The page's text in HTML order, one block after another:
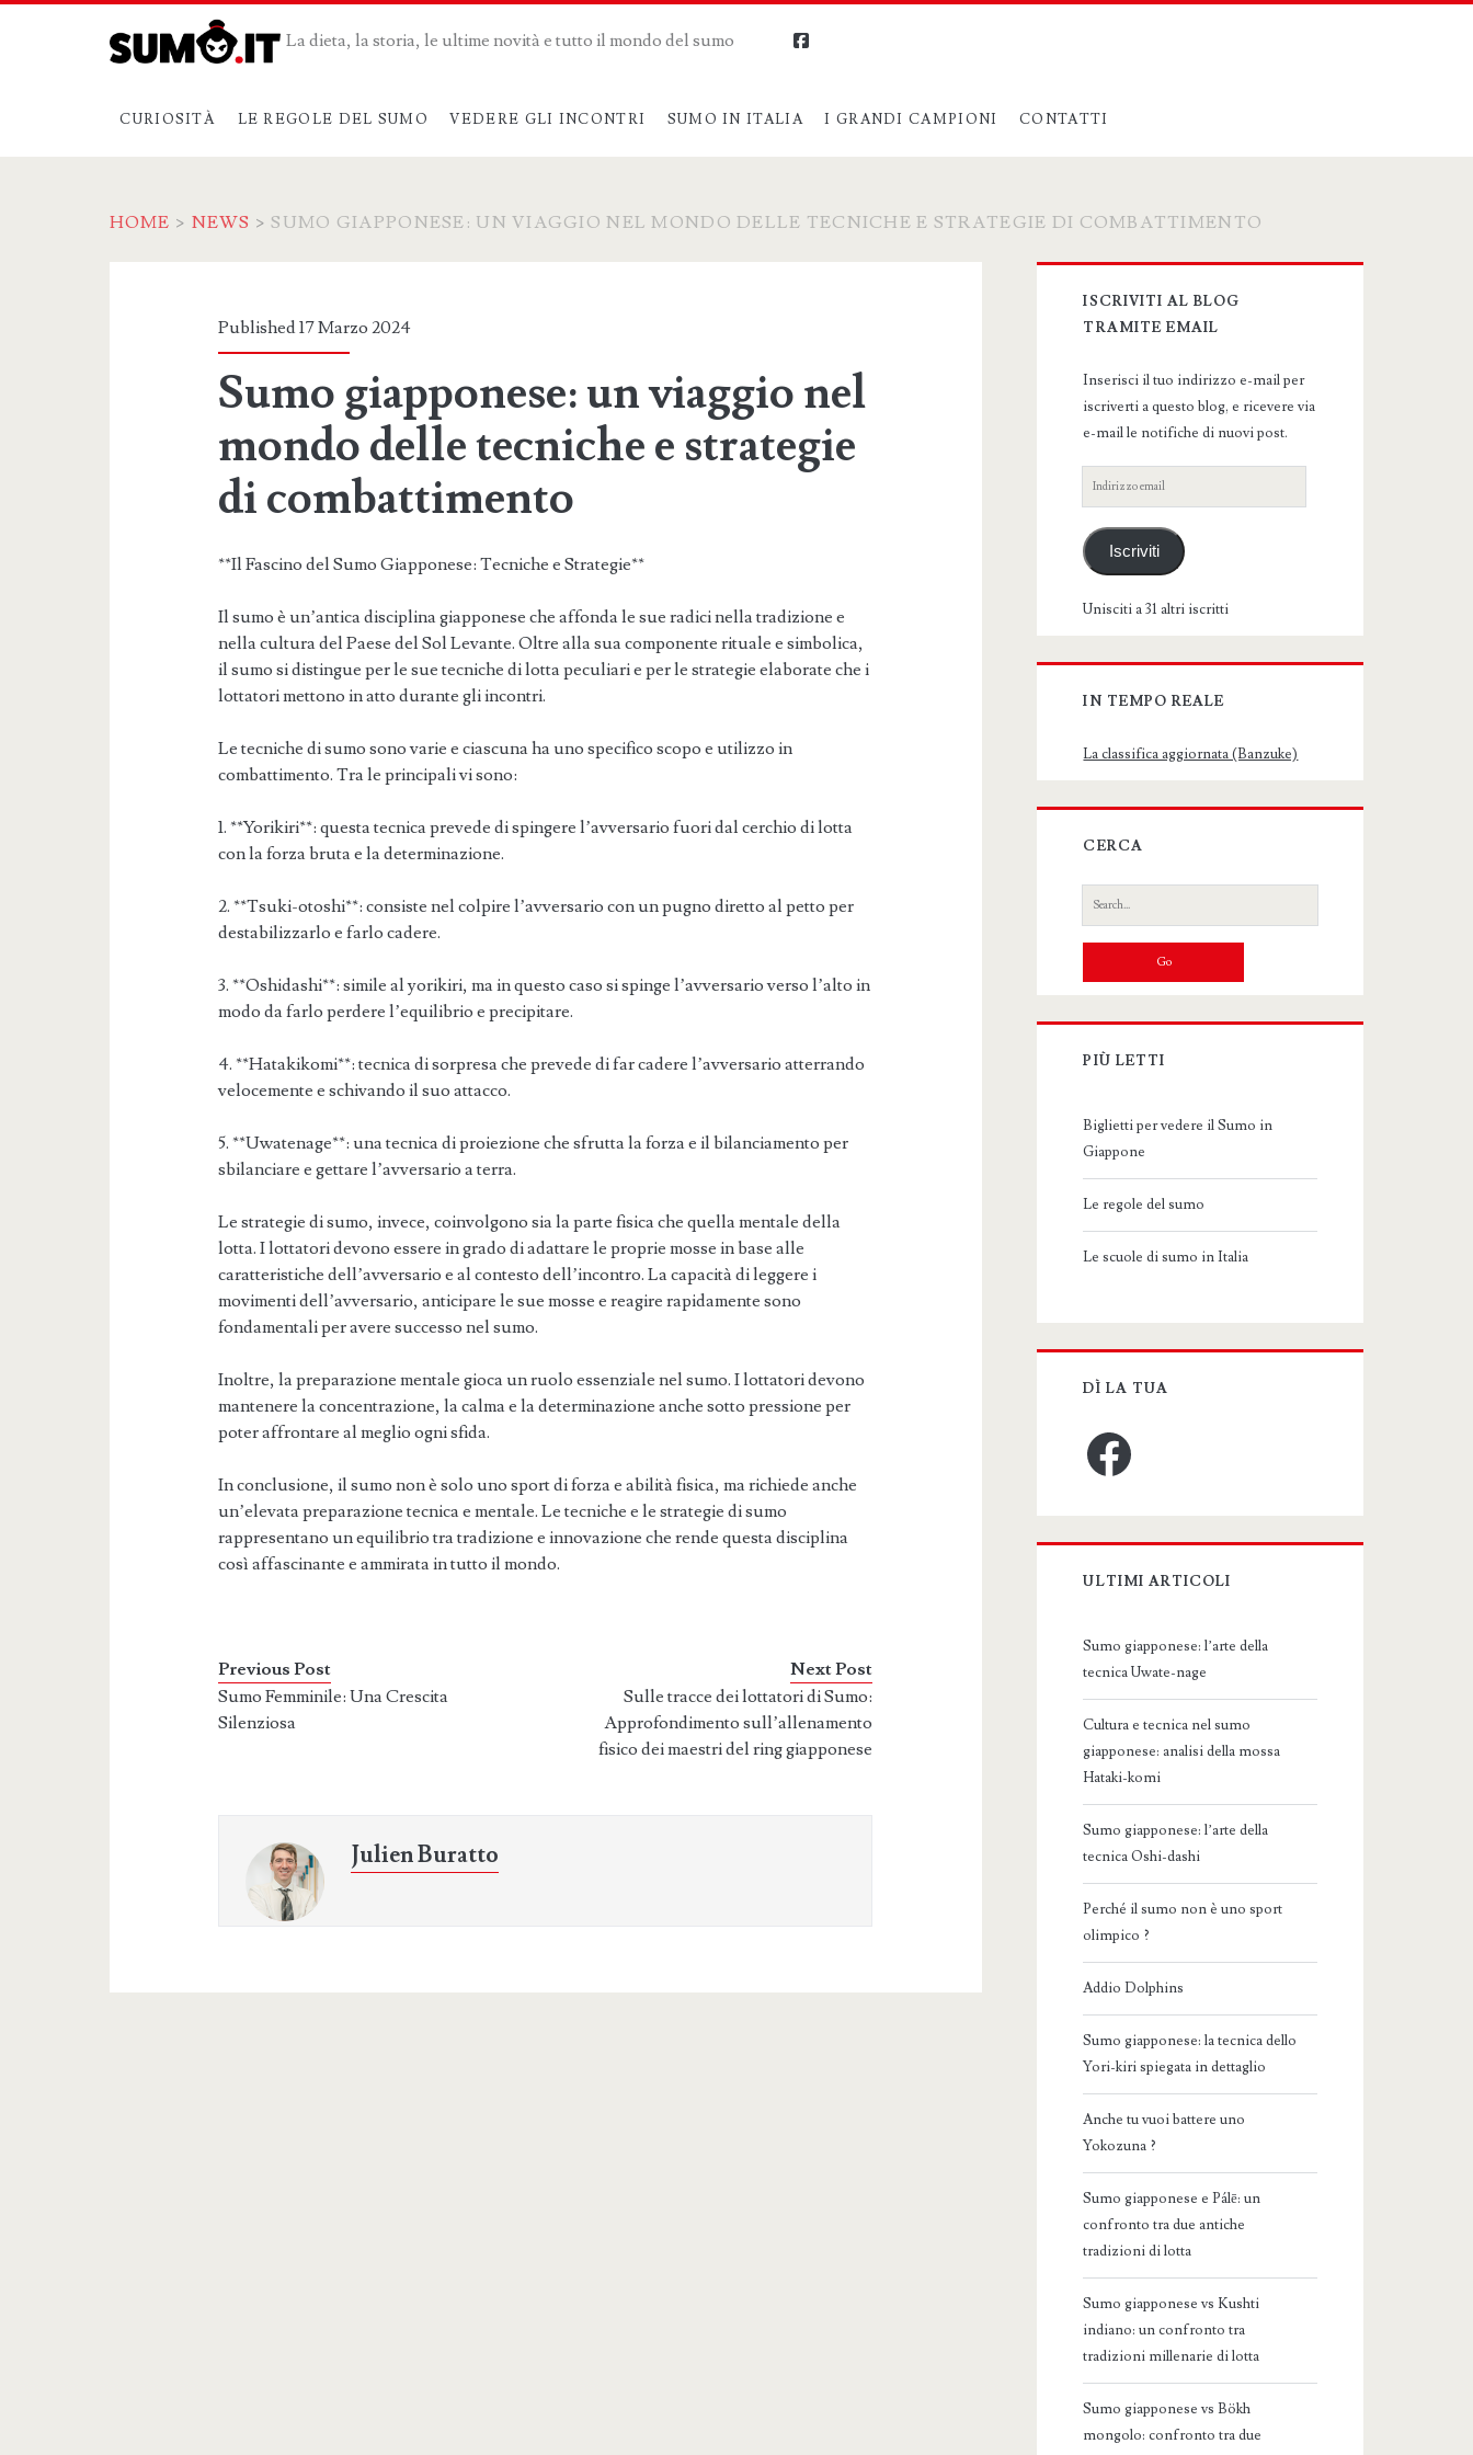
La dieta, la storia, le ultime novità e tutto il mondo del sumo
CURIOSITÀ LE REGOLE DEL SUMO VEDERE GLI INCONTRI SUMO IN ITALIA I GRANDI CAMPIONI CONTATTI
facebook
HOME > NEWS >SUMO GIAPPONESE: UN VIAGGIO NEL MONDO DELLE TECNICHE E STRATEGIE DI COMBATTIMENTO
Published 17 Marzo 2024
Sumo giapponese: un viaggio nel
mondo delle tecniche e strategie
di combattimento
**Il Fascino del Sumo Giapponese: Tecniche e Strategie**
Il sumo è un’antica disciplina giapponese che affonda le sue radici nella tradizione e
nella cultura del Paese del Sol Levante. Oltre alla sua componente rituale e simbolica,
il sumo si distingue per le sue tecniche di lotta peculiari e per le strategie elaborate che i
lottatori mettono in atto durante gli incontri.
Le tecniche di sumo sono varie e ciascuna ha uno specifico scopo e utilizzo in
combattimento. Tra le principali vi sono:
1. **Yorikiri**: questa tecnica prevede di spingere l’avversario fuori dal cerchio di lotta
con la forza bruta e la determinazione.
2. **Tsuki-otoshi**: consiste nel colpire l’avversario con un pugno diretto al petto per
destabilizzarlo e farlo cadere.
3. **Oshidashi**: simile al yorikiri, ma in questo caso si spinge l’avversario verso l’alto in
modo da farlo perdere l’equilibrio e precipitare.
4. **Hatakikomi**: tecnica di sorpresa che prevede di far cadere l’avversario atterrando
velocemente e schivando il suo attacco.
5. **Uwatenage**: una tecnica di proiezione che sfrutta la forza e il bilanciamento per
sbilanciare e gettare l’avversario a terra.
Le strategie di sumo, invece, coinvolgono sia la parte fisica che quella mentale della
lotta. I lottatori devono essere in grado di adattare le proprie mosse in base alle
caratteristiche dell’avversario e al contesto dell’incontro. La capacità di leggere i
movimenti dell’avversario, anticipare le sue mosse e reagire rapidamente sono
fondamentali per avere successo nel sumo.
Inoltre, la preparazione mentale gioca un ruolo essenziale nel sumo. I lottatori devono
mantenere la concentrazione, la calma e la determinazione anche sotto pressione per
poter affrontare al meglio ogni sfida.
In conclusione, il sumo non è solo uno sport di forza e abilità fisica, ma richiede anche
un’elevata preparazione tecnica e mentale. Le tecniche e le strategie di sumo
rappresentano un equilibrio tra tradizione e innovazione che rende questa disciplina
così affascinante e ammirata in tutto il mondo.
Previous Post
Sumo Femminile: Una Crescita
Silenziosa
Next Post
Sulle tracce dei lottatori di Sumo:
Approfondimento sull’allenamento
fisico dei maestri del ring giapponese
Julien Buratto
Primary
Sidebar
ISCRIVITI AL BLOG
TRAMITE EMAIL
Inserisci il tuo indirizzo e-mail per
iscriverti a questo blog, e ricevere via
e-mail le notifiche di nuovi post.
Indirizzo
email
Iscriviti
Unisciti a 31 altri iscritti
IN TEMPO REALE
La classifica aggiornata (Banzuke)
CERCA
Search
for:
PIÙ LETTI
Biglietti per vedere il Sumo in
Giappone
Le regole del sumo
Le scuole di sumo in Italia
DÌ LA TUA
Facebook
ULTIMI ARTICOLI
Sumo giapponese: l’arte della
tecnica Uwate-nage
Cultura e tecnica nel sumo
giapponese: analisi della mossa
Hataki-komi
Sumo giapponese: l’arte della
tecnica Oshi-dashi
Perché il sumo non è uno sport
olimpico ?
Addio Dolphins
Sumo giapponese: la tecnica dello
Yori-kiri spiegata in dettaglio
Anche tu vuoi battere uno
Yokozuna ?
Sumo giapponese e Pálē: un
confronto tra due antiche
tradizioni di lotta
Sumo giapponese vs Kushti
indiano: un confronto tra
tradizioni millenarie di lotta
Sumo giapponese vs Bökh
mongolo: confronto tra due